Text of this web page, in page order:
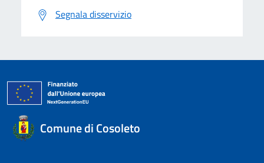
Segnala disservizio
Comune di Cosoleto